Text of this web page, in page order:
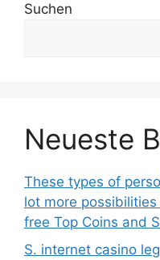
Suchen
Neueste
These types of
lot more
free Top Coins and
S. internet casino